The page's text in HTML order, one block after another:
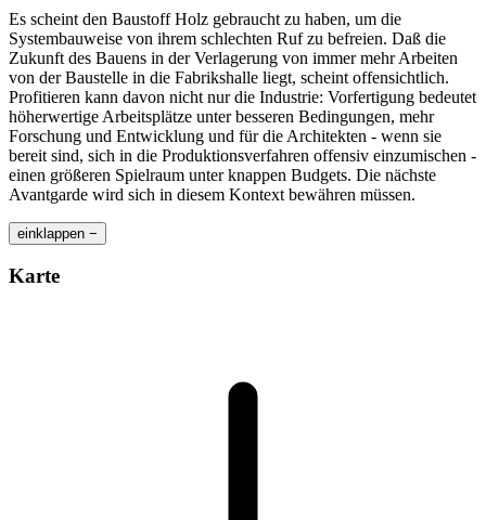
Es scheint den Baustoff Holz gebraucht zu haben, um die
Systembauweise von ihrem schlechten Ruf zu befreien. Daß die
Zukunft des Bauens in der Verlagerung von immer mehr Arbeiten
von der Baustelle in die Fabrikshalle liegt, scheint offensichtlich.
Profitieren kann davon nicht nur die Industrie: Vorfertigung bedeutet
höherwertige Arbeitsplätze unter besseren Bedingungen, mehr
Forschung und Entwicklung und für die Architekten - wenn sie
bereit sind, sich in die Produktionsverfahren offensiv einzumischen -
einen größeren Spielraum unter knappen Budgets. Die nächste
Avantgarde wird sich in diesem Kontext bewähren müssen.
einklappen −
Karte